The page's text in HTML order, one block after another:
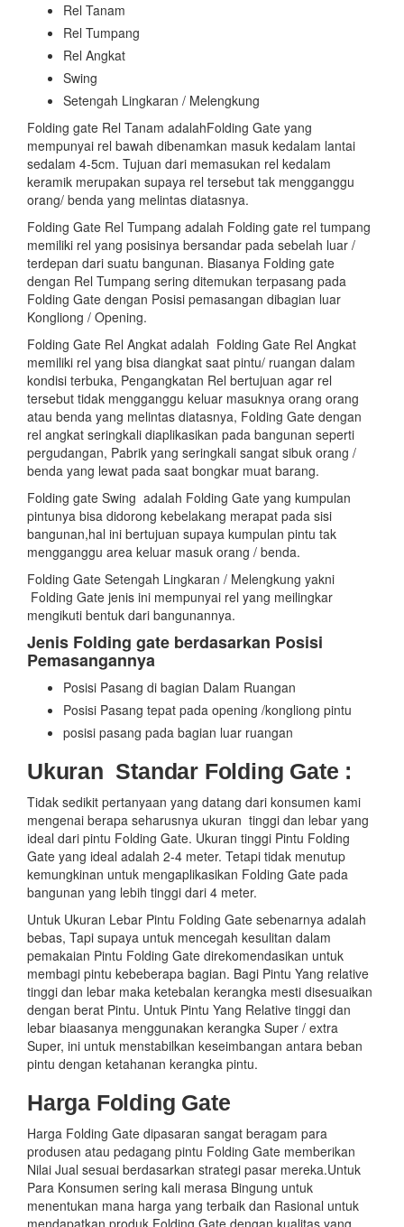
Rel Tanam
Rel Tumpang
Rel Angkat
Swing
Setengah Lingkaran / Melengkung
Folding gate Rel Tanam adalahFolding Gate yang
mempunyai rel bawah dibenamkan masuk kedalam lantai
sedalam 4-5cm. Tujuan dari memasukan rel kedalam
keramik merupakan supaya rel tersebut tak mengganggu
orang/ benda yang melintas diatasnya.
Folding Gate Rel Tumpang adalah Folding gate rel tumpang
memiliki rel yang posisinya bersandar pada sebelah luar /
terdepan dari suatu bangunan. Biasanya Folding gate
dengan Rel Tumpang sering ditemukan terpasang pada
Folding Gate dengan Posisi pemasangan dibagian luar
Kongliong / Opening.
Folding Gate Rel Angkat adalah Folding Gate Rel Angkat
memiliki rel yang bisa diangkat saat pintu/ ruangan dalam
kondisi terbuka, Pengangkatan Rel bertujuan agar rel
tersebut tidak mengganggu keluar masuknya orang orang
atau benda yang melintas diatasnya, Folding Gate dengan
rel angkat seringkali diaplikasikan pada bangunan seperti
pergudangan, Pabrik yang seringkali sangat sibuk orang /
benda yang lewat pada saat bongkar muat barang.
Folding gate Swing adalah Folding Gate yang kumpulan
pintunya bisa didorong kebelakang merapat pada sisi
bangunan,hal ini bertujuan supaya kumpulan pintu tak
mengganggu area keluar masuk orang / benda.
Folding Gate Setengah Lingkaran / Melengkung yakni
Folding Gate jenis ini mempunyai rel yang meilingkar
mengikuti bentuk dari bangunannya.
Jenis Folding gate berdasarkan Posisi
Pemasangannya
Posisi Pasang di bagian Dalam Ruangan
Posisi Pasang tepat pada opening /kongliong pintu
posisi pasang pada bagian luar ruangan
Ukuran Standar Folding Gate :
Tidak sedikit pertanyaan yang datang dari konsumen kami
mengenai berapa seharusnya ukuran tinggi dan lebar yang
ideal dari pintu Folding Gate. Ukuran tinggi Pintu Folding
Gate yang ideal adalah 2-4 meter. Tetapi tidak menutup
kemungkinan untuk mengaplikasikan Folding Gate pada
bangunan yang lebih tinggi dari 4 meter.
Untuk Ukuran Lebar Pintu Folding Gate sebenarnya adalah
bebas, Tapi supaya untuk mencegah kesulitan dalam
pemakaian Pintu Folding Gate direkomendasikan untuk
membagi pintu kebeberapa bagian. Bagi Pintu Yang relative
tinggi dan lebar maka ketebalan kerangka mesti disesuaikan
dengan berat Pintu. Untuk Pintu Yang Relative tinggi dan
lebar biaasanya menggunakan kerangka Super / extra
Super, ini untuk menstabilkan keseimbangan antara beban
pintu dengan ketahanan kerangka pintu.
Harga Folding Gate
Harga Folding Gate dipasaran sangat beragam para
produsen atau pedagang pintu Folding Gate memberikan
Nilai Jual sesuai berdasarkan strategi pasar mereka.Untuk
Para Konsumen sering kali merasa Bingung untuk
menentukan mana harga yang terbaik dan Rasional untuk